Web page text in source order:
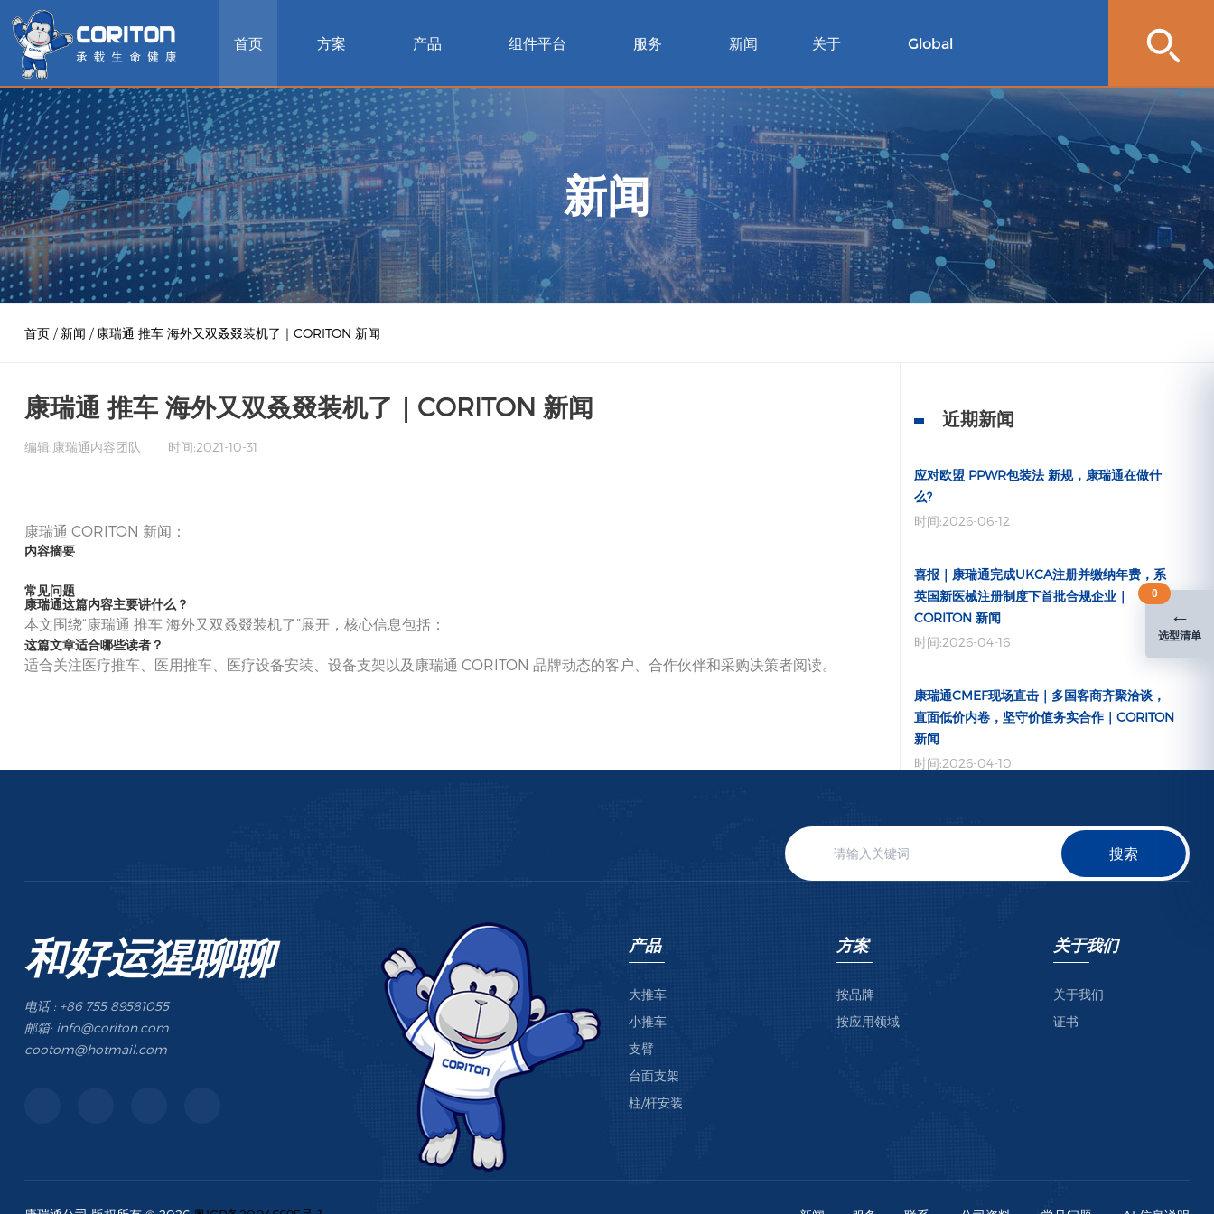
首页 方案 产品 组件平台 服务 新闻 关于 Global
新闻
首页/ 新闻 / 康瑞通 推车 海外又双叒叕装机了｜CORITON 新闻
康瑞通 推车 海外又双叒叕装机了｜CORITON 新闻
编辑:康瑞通内容团队 时间:2021-10-31
康瑞通 CORITON 新闻：
内容摘要
常见问题
康瑞通这篇内容主要讲什么？
本文围绕“康瑞通 推车 海外又双叒叕装机了”展开，核心信息包括：
这篇文章适合哪些读者？
适合关注医疗推车、医用推车、医疗设备安装、设备支架以及康瑞通 CORITON 品牌动态的客户、合作伙伴和采购决策者阅读。
近期新闻
应对欧盟 PPWR包装法 新规，康瑞通在做什
么?
时间:2026-06-12
喜报｜康瑞通完成UKCA注册并缴纳年费，系
英国新医械注册制度下首批合规企业｜
CORITON 新闻
时间:2026-04-16
康瑞通CMEF现场直击｜多国客商齐聚洽谈，
直面低价内卷，坚守价值务实合作｜CORITON
新闻
时间:2026-04-10
搜索
和好运猩聊聊
电话 : +86 755 89581055
邮箱: info@coriton.com
cootom@hotmail.com
产品
大推车
小推车
支臂
台面支架
柱/杆安装
方案
按品牌
按应用领域
关于我们
关于我们
证书
←
选型清单
0